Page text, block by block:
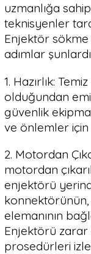
uzmanlığa
teknisyenler
Enjektör sökme
adımlar
1. Hazırlık:
olduğundan
güvenlik
ve önlemler için
2. Motordan
motordan
enjektörü
konnektörünün,
elemanının
Enjektörü zarar
prosedürleri